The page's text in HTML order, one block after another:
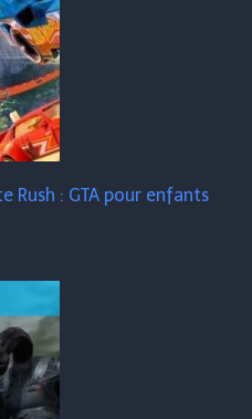
Rush : GTA pour enfants